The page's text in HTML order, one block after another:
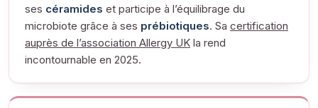
ses céramides et participe à l’équilibrage du
microbiote grâce à ses prébiotiques. Sa certification
auprès de l’association Allergy UK la rend
incontournable en 2025.